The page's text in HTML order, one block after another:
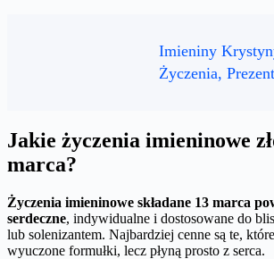
Imieniny
Życzenia,
Jakie życzenia imieninowe
marca?
Życzenia imieninowe składane 13 marca
serdeczne, indywidualne i dostosowane do
lub solenizantem. Najbardziej cenne są te,
wyuczone formułki, lecz płyną prosto z serca.